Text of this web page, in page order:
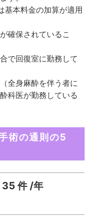
基本料金の加算が適用
確保されているこ
で回復室に勤務して
全身麻酔を伴う者に
科医が勤務している
術の通則の5
35 件 /年